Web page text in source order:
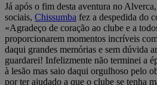
Já após o fim desta aventura no
sociais, Chissumba fez a despedida do
«Agradeço de coração ao clube e a
proporcionarem momentos incríveis
daqui grandes memórias e sem dúvida
guardarei! Infelizmente não terminei a
à lesão mas saio daqui orgulhoso pelo
por ter ajudado a que o clube se tenha